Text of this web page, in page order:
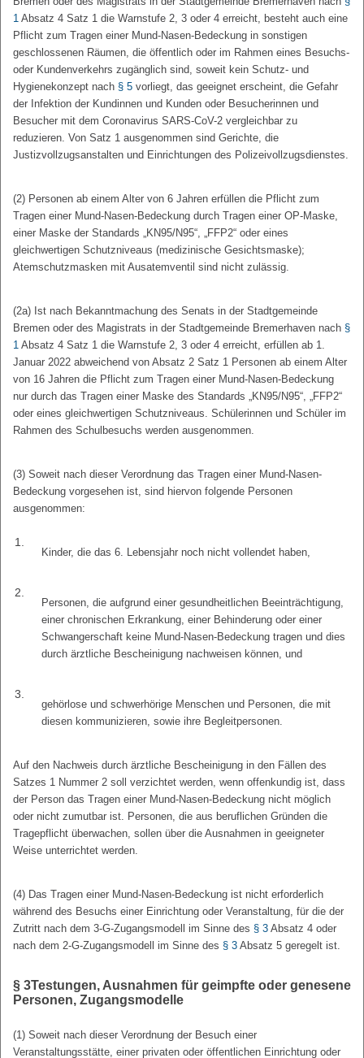
1 Absatz 4 Satz 1 die Warnstufe 2, 3 oder 4 erreicht, besteht auch eine
Pflicht zum Tragen einer Mund-Nasen-Bedeckung in sonstigen
geschlossenen Räumen, die öffentlich oder im Rahmen eines Besuchs-
oder Kundenverkehrs zugänglich sind, soweit kein Schutz- und
Hygienekonzept nach § 5 vorliegt, das geeignet erscheint, die Gefahr
der Infektion der Kundinnen und Kunden oder Besucherinnen und
Besucher mit dem Coronavirus SARS-CoV-2 vergleichbar zu
reduzieren. Von Satz 1 ausgenommen sind Gerichte, die
Justizvollzugsanstalten und Einrichtungen des Polizeivollzugsdienstes.
(2) Personen ab einem Alter von 6 Jahren erfüllen die Pflicht zum
Tragen einer Mund-Nasen-Bedeckung durch Tragen einer OP-Maske,
einer Maske der Standards „KN95/N95“, „FFP2“ oder eines
gleichwertigen Schutzniveaus (medizinische Gesichtsmaske);
Atemschutzmasken mit Ausatemventil sind nicht zulässig.
(2a) Ist nach Bekanntmachung des Senats in der Stadtgemeinde
Bremen oder des Magistrats in der Stadtgemeinde Bremerhaven nach §
1 Absatz 4 Satz 1 die Warnstufe 2, 3 oder 4 erreicht, erfüllen ab 1.
Januar 2022 abweichend von Absatz 2 Satz 1 Personen ab einem Alter
von 16 Jahren die Pflicht zum Tragen einer Mund-Nasen-Bedeckung
nur durch das Tragen einer Maske des Standards „KN95/N95“, „FFP2“
oder eines gleichwertigen Schutzniveaus. Schülerinnen und Schüler im
Rahmen des Schulbesuchs werden ausgenommen.
(3) Soweit nach dieser Verordnung das Tragen einer Mund-Nasen-
Bedeckung vorgesehen ist, sind hiervon folgende Personen
ausgenommen:
1.
Kinder, die das 6. Lebensjahr noch nicht vollendet haben,
2.
Personen, die aufgrund einer gesundheitlichen Beeinträchtigung,
einer chronischen Erkrankung, einer Behinderung oder einer
Schwangerschaft keine Mund-Nasen-Bedeckung tragen und dies
durch ärztliche Bescheinigung nachweisen können, und
3.
gehörlose und schwerhörige Menschen und Personen, die mit
diesen kommunizieren, sowie ihre Begleitpersonen.
Auf den Nachweis durch ärztliche Bescheinigung in den Fällen des
Satzes 1 Nummer 2 soll verzichtet werden, wenn offenkundig ist, dass
der Person das Tragen einer Mund-Nasen-Bedeckung nicht möglich
oder nicht zumutbar ist. Personen, die aus beruflichen Gründen die
Tragepflicht überwachen, sollen über die Ausnahmen in geeigneter
Weise unterrichtet werden.
(4) Das Tragen einer Mund-Nasen-Bedeckung ist nicht erforderlich
während des Besuchs einer Einrichtung oder Veranstaltung, für die der
Zutritt nach dem 3-G-Zugangsmodell im Sinne des § 3 Absatz 4 oder
nach dem 2-G-Zugangsmodell im Sinne des § 3 Absatz 5 geregelt ist.
§ 3Testungen, Ausnahmen für geimpfte oder genesene
Personen, Zugangsmodelle
(1) Soweit nach dieser Verordnung der Besuch einer
Veranstaltungsstätte, einer privaten oder öffentlichen Einrichtung oder